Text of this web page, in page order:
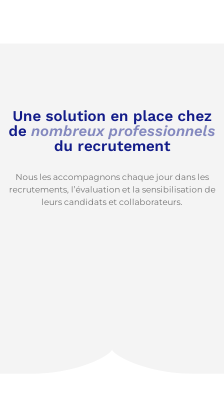
Une solution en place chez
de nombreux professionnels
du recrutement
Nous les accompagnons chaque jour dans les
recrutements, l’évaluation et la sensibilisation de
leurs candidats et collaborateurs.